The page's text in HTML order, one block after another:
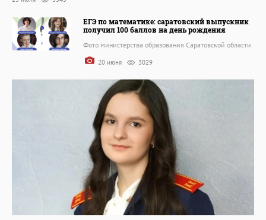
ЕГЭ по математике: саратовский выпускник
получил 100 баллов на день рождения
Фото министерства образования Саратовской области
20 июня 3029